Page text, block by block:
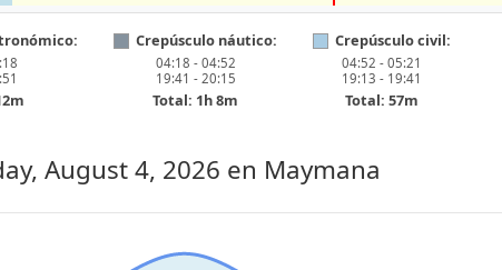
Crepúsculo náutico:
04:18 - 04:52
19:41 - 20:15
Total: 1h 8m
Crepúsculo civil:
04:52 - 05:21
19:13 - 19:41
Total: 57m
August 4, 2026 en Maymana